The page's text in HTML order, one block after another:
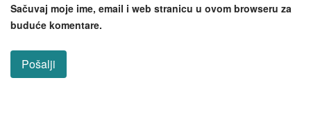
Sačuvaj moje ime, email i web stranicu u ovom browseru za
buduće komentare.